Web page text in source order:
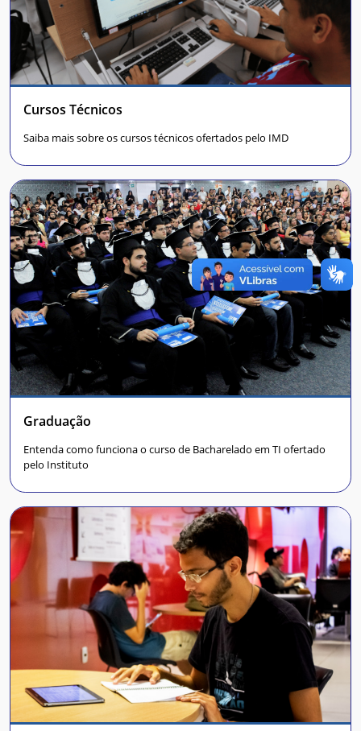
Cursos Técnicos
Saiba mais sobre os cursos técnicos ofertados pelo IMD
Graduação
Entenda como funciona o curso de Bacharelado em TI ofertado
pelo Instituto